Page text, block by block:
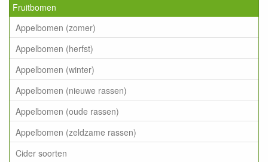
Fruitbomen
Appelbomen (zomer)
Appelbomen (herfst)
Appelbomen (winter)
Appelbomen (nieuwe rassen)
Appelbomen (oude rassen)
Appelbomen (zeldzame rassen)
Cider soorten